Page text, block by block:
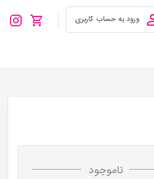
ورود به حساب کاربری
ناموجود